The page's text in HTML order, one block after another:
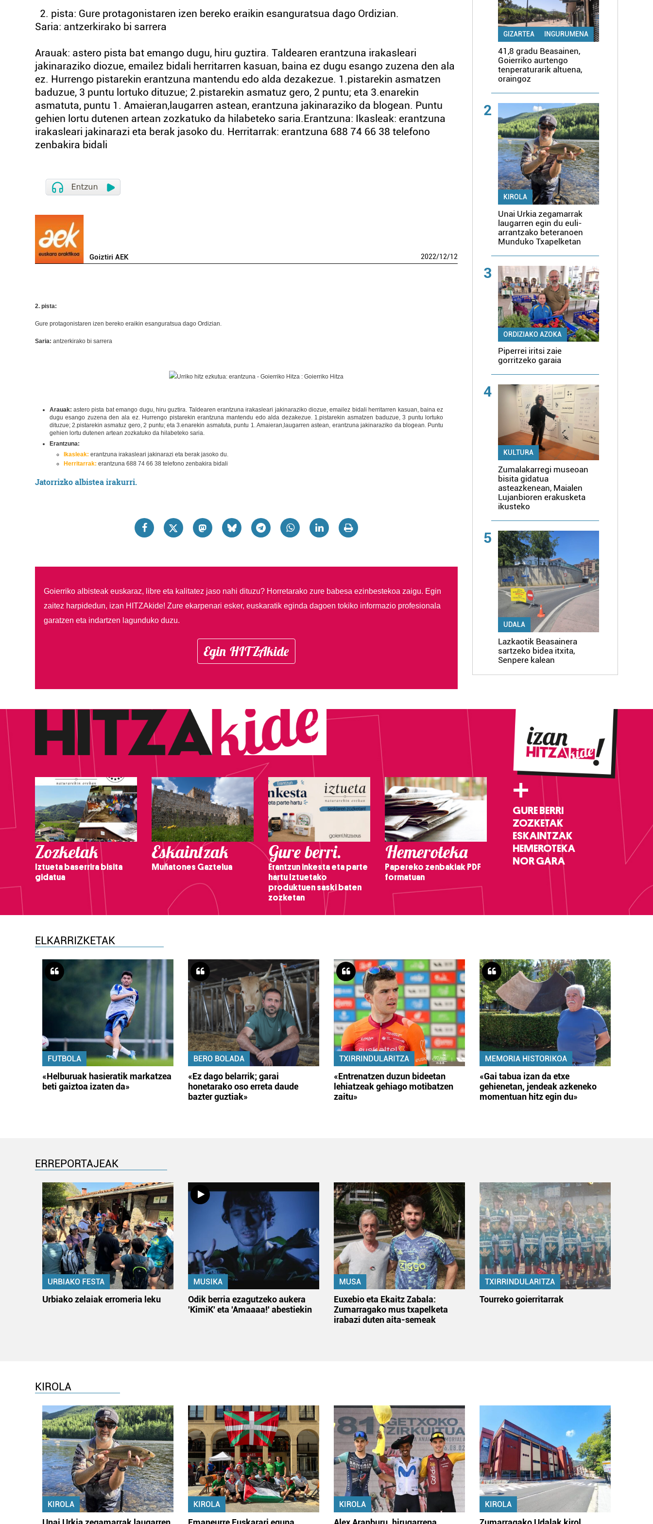
2. pista: Gure protagonistaren izen bereko eraikin esanguratsua dago Ordizian.
Saria: antzerkirako bi sarrera
Arauak: astero pista bat emango dugu, hiru guztira. Taldearen erantzuna irakasleari
jakinaraziko diozue, emailez bidali herritarren kasuan, baina ez dugu esango zuzena den ala
ez. Hurrengo pistarekin erantzuna mantendu edo alda dezakezue. 1.pistarekin asmatzen
baduzue, 3 puntu lortuko dituzue; 2.pistarekin asmatuz gero, 2 puntu; eta 3.enarekin
asmatuta, puntu 1. Amaieran,laugarren astean, erantzuna jakinaraziko da blogean. Puntu
gehien lortu dutenen artean zozkatuko da hilabeteko saria.Erantzuna: Ikasleak: erantzuna
irakasleari jakinarazi eta berak jasoko du. Herritarrak: erantzuna 688 74 66 38 telefono
zenbakira bidali
Goiztiri AEK 2022/12/12
2. pista:
Gure protagonistaren izen bereko eraikin esanguratsua dago Ordizian.
Saria: antzerkirako bi sarrera
Arauak:astero pista bat emango dugu, hiru guztira. Taldearen erantzuna irakasleari jakinaraziko diozue, emailez bidali herritarren kasuan, baina ez
dugu esango zuzena den ala ez. Hurrengo pistarekin erantzuna mantendu edo alda dezakezue. 1.pistarekin asmatzen baduzue, 3 puntu lortuko
dituzue; 2.pistarekin asmatuz gero, 2 puntu; eta 3.enarekin asmatuta, puntu 1. Amaieran,laugarren astean, erantzuna jakinaraziko da blogean. Puntu
gehien lortu dutenen artean zozkatuko da hilabeteko saria.
Erantzuna:
Ikasleak:erantzuna irakasleari jakinarazi eta berak jasoko du.
Herritarrak: erantzuna 688 74 66 38 telefono zenbakira bidali
Jatorrizko albistea irakurri.
Goierriko albisteak euskaraz, libre eta kalitatez jaso nahi dituzu? Horretarako zure babesa ezinbestekoa zaigu. Egin
zaitez harpidedun, izan HITZAkide! Zure ekarpenari esker, euskaratik eginda dagoen tokiko informazio profesionala
garatzen eta indartzen lagunduko duzu.
Egin HITZAkide
GIZARTEA INGURUMENA
41,8 gradu Beasainen,
Goierriko aurtengo
tenperaturarik altuena,
oraingoz
2
KIROLA
Unai Urkia zegamarrak
laugarren egin du euli-
arrantzako beteranoen
Munduko Txapelketan
3
ORDIZIAKO AZOKA
Piperrei iritsi zaie
gorritzeko garaia
4
KULTURA
Zumalakarregi museoan
bisita gidatua
asteazkenean, Maialen
Lujanbioren erakusketa
ikusteko
5
UDALA
Lazkaotik Beasainera
sartzeko bidea itxita,
Senpere kalean
Zozketak
Iztueta baserrira bisita
gidatua
Eskaintzak
Muñatones Gaztelua
Gure berri.
Erantzun inkesta eta parte
hartu Iztuetako
produktuen saski baten
zozketan
Hemeroteka
Papereko zenbakiak PDF
formatuan
+
GURE BERRI
ZOZKETAK
ESKAINTZAK
HEMEROTEKA
NOR GARA
ELKARRIZKETAK
FUTBOLA
«Helburuak hasieratik markatzea
beti gaiztoa izaten da»
BERO BOLADA
«Ez dago belarrik; garai
honetarako oso erreta daude
bazter guztiak»
TXIRRINDULARITZA
«Entrenatzen duzun bideetan
lehiatzeak gehiago motibatzen
zaitu»
MEMORIA HISTORIKOA
«Gai tabua izan da etxe
gehienetan, jendeak azkeneko
momentuan hitz egin du»
ERREPORTAJEAK
URBIAKO FESTA
Urbiako zelaiak erromeria leku
MUSIKA
Odik berria ezagutzeko aukera
'KimiK' eta 'Amaaaa!' abestiekin
MUSA
Euxebio eta Ekaitz Zabala:
Zumarragako mus txapelketa
irabazi duten aita-semeak
TXIRRINDULARITZA
Tourreko goierritarrak
KIROLA
KIROLA KIROLA KIROLA KIROLA